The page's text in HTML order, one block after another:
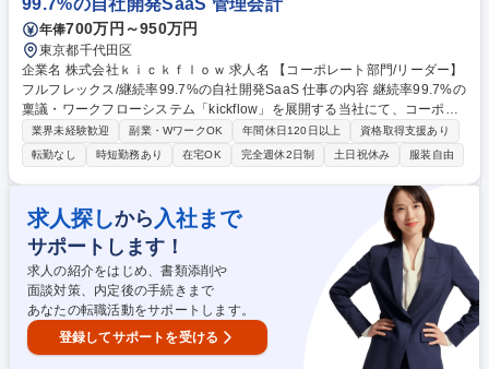
ポレート】経営層へのデータドリブンな意思決定支援
99.7%の自社開発SaaS 管理会計
年俸700万円～950万円
東京都千代田区
企業名 株式会社ｋｉｃｋｆｌｏｗ 求人名 【コーポレート部門/リーダー】
フルフレックス/継続率99.7%の自社開発SaaS 仕事の内容 継続率99.7%の
稟議・ワークフローシステム「kickflow」を展開する当社にて、コーポレ
ート部門のリーダーをお任せします。 【ミッション】実務現場に入り情報
の流れと判断基準を把握した上で、個人依存に陥らない「会社の仕組み」
へと再設計いただきます。将来的には経理・労務総務チームのマネジメン
トや、採算性を可視化する計数管理、法務・労務リスクに対する規律の構
築などを担当いただきます。 【業務例】■経理、労務・総務チームの業務
フロー理解と実務への参画■コーポレート本部長との連携による、全社視
点での課題把握 等 募集職種 【コーポレート部門/リーダー】フルフレック
ス/継続率99.7%の自社開発SaaS
業界未経験歓迎 副業・WワークOK 年間休日120日以上
資格取得支援あり
転勤なし
時短勤務あり 在宅OK 完全週休2日制 土日祝休み 服装自由
求人探しから 入社まで
サポートします！
求人の紹介をはじめ、書類添削や
面談対策、内定後の手続きまで
あなたの転職活動をサポートします。
登録してサポートを受ける